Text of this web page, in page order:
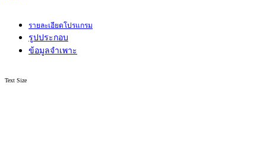
รายละเอียดโปรแกรม
รูปประกอบ
ข้อมูลจำเพาะ
Text Size